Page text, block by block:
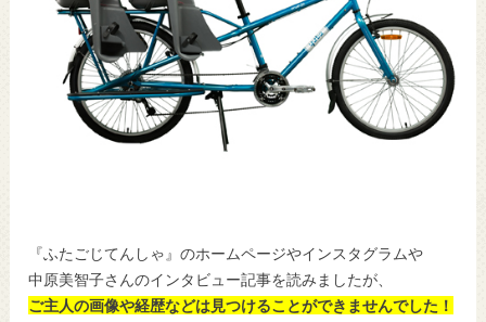
『ふたごじてんしゃ』のホームページやインスタグラムや
中原美智子さんのインタビュー記事を読みましたが、
ご主人の画像や経歴などは見つけることができませんでした！